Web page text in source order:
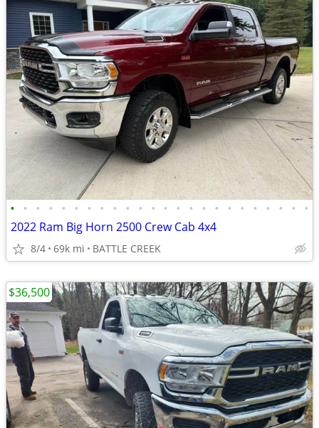
• • • • • • • • • • • • • • • • • • • • • • • •
2022 Ram Big Horn 2500 Crew Cab 4x4
8/4 69k mi BATTLE CREEK
$36,500